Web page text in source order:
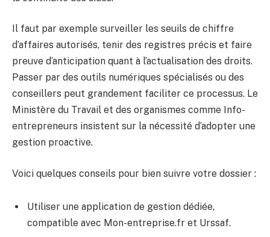
Il faut par exemple surveiller les seuils de chiffre
d’affaires autorisés, tenir des registres précis et faire
preuve d’anticipation quant à l’actualisation des droits.
Passer par des outils numériques spécialisés ou des
conseillers peut grandement faciliter ce processus. Le
Ministère du Travail et des organismes comme Info-
entrepreneurs insistent sur la nécessité d’adopter une
gestion proactive.
Voici quelques conseils pour bien suivre votre dossier :
Utiliser une application de gestion dédiée,
compatible avec Mon-entreprise.fr et Urssaf.